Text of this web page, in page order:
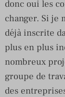
donc oui les
changer. Si je
déjà inscrite
plus en plus
nombreux
groupe de
des